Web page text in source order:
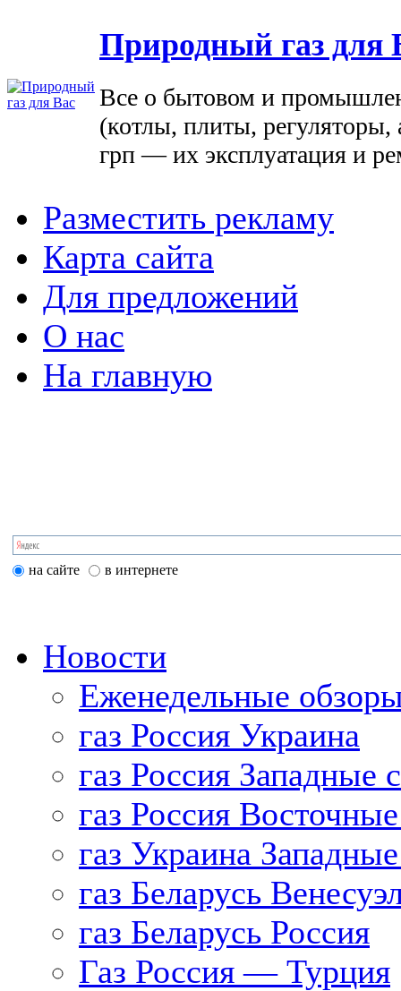
Природный газ для
Все о бытовом и
(котлы, плиты, регуляторы,
грп — их эксплуатация и
Разместить рекламу
Карта сайта
Для предложений
О нас
На главную
на сайте в интернете
Новости
Еженедельные
газ Россия Украина
газ Россия Западные
газ Россия
газ Украина
газ Беларусь
газ Беларусь Россия
Газ Россия — Турция